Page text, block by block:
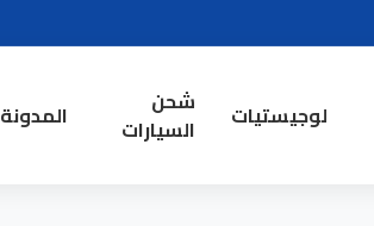
لوجيستيات
شحن
السيارات
المدونة